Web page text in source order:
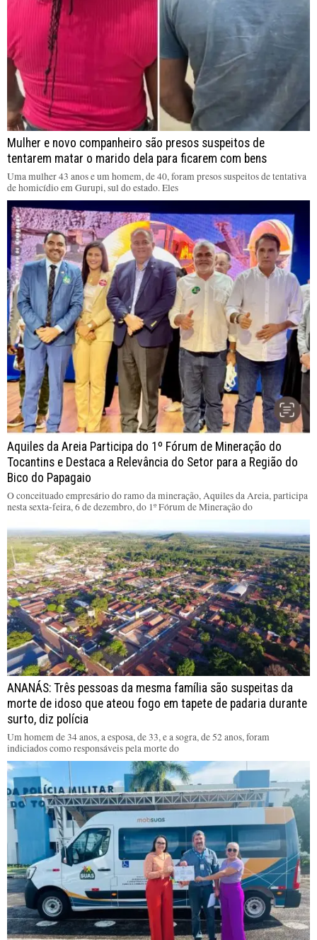
Mulher e novo companheiro são presos suspeitos de
tentarem matar o marido dela para ficarem com bens
Uma mulher 43 anos e um homem, de 40, foram presos suspeitos de tentativa
de homicídio em Gurupi, sul do estado. Eles
Aquiles da Areia Participa do 1º Fórum de Mineração do
Tocantins e Destaca a Relevância do Setor para a Região do
Bico do Papagaio
O conceituado empresário do ramo da mineração, Aquiles da Areia, participa
nesta sexta-feira, 6 de dezembro, do 1º Fórum de Mineração do
ANANÁS: Três pessoas da mesma família são suspeitas da
morte de idoso que ateou fogo em tapete de padaria durante
surto, diz polícia
Um homem de 34 anos, a esposa, de 33, e a sogra, de 52 anos, foram
indiciados como responsáveis pela morte do